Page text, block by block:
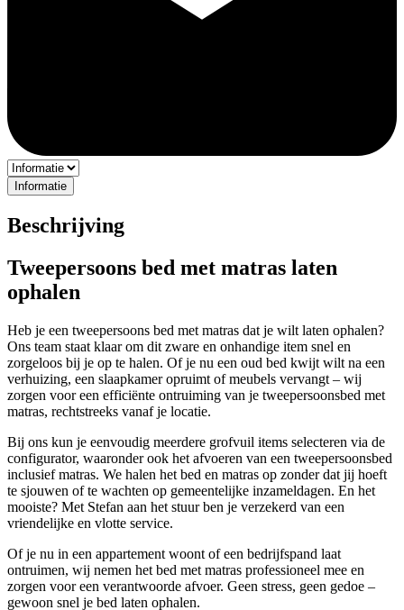
Informatie
Beschrijving
Tweepersoons bed met matras laten
ophalen
Heb je een tweepersoons bed met matras dat je wilt laten ophalen?
Ons team staat klaar om dit zware en onhandige item snel en
zorgeloos bij je op te halen. Of je nu een oud bed kwijt wilt na een
verhuizing, een slaapkamer opruimt of meubels vervangt – wij
zorgen voor een efficiënte ontruiming van je tweepersoonsbed met
matras, rechtstreeks vanaf je locatie.
Bij ons kun je eenvoudig meerdere grofvuil items selecteren via de
configurator, waaronder ook het afvoeren van een tweepersoonsbed
inclusief matras. We halen het bed en matras op zonder dat jij hoeft
te sjouwen of te wachten op gemeentelijke inzameldagen. En het
mooiste? Met Stefan aan het stuur ben je verzekerd van een
vriendelijke en vlotte service.
Of je nu in een appartement woont of een bedrijfspand laat
ontruimen, wij nemen het bed met matras professioneel mee en
zorgen voor een verantwoorde afvoer. Geen stress, geen gedoe –
gewoon snel je bed laten ophalen.